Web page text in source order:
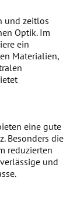
und zeitlos
Optik. Im
ein
Materialien,
eine gute
Besonders die
reduzierten
und